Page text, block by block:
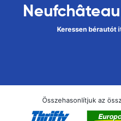
Keressen bérautót
Összehasonlítjuk az